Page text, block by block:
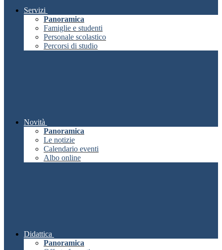
Servizi
Panoramica
Famiglie e studenti
Personale scolastico
Percorsi di studio
Novità
Panoramica
Le notizie
Calendario eventi
Albo online
Didattica
Panoramica